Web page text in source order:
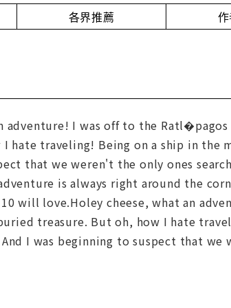
各界推薦
adventure! I was off to the
hate traveling! Being on a ship in the
that we weren't the only ones
is always right around the
will love.Holey cheese, what an
treasure. But oh, how I hate
I was beginning to suspect that